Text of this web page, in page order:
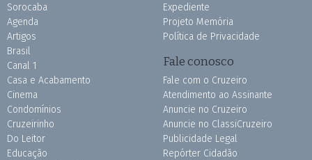
Sorocaba
Agenda
Artigos
Brasil
Canal 1
Casa e Acabamento
Cinema
Condomínios
Cruzeirinho
Do Leitor
Educação
Expediente
Projeto Memória
Política de Privacidade
Fale conosco
Fale com o Cruzeiro
Atendimento ao Assinante
Anuncie no Cruzeiro
Anuncie no ClassiCruzeiro
Publicidade Legal
Repórter Cidadão